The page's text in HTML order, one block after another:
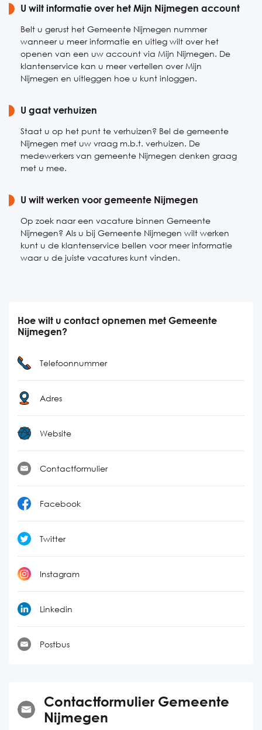
U wilt informatie over het Mijn Nijmegen account
Belt u gerust het Gemeente Nijmegen nummer
wanneer u meer informatie en uitleg wilt over het
openen van een uw account via Mijn Nijmegen. De
klantenservice kan u meer vertellen over Mijn
Nijmegen en uitleggen hoe u kunt inloggen.
U gaat verhuizen
Staat u op het punt te verhuizen? Bel de gemeente
Nijmegen met uw vraag m.b.t. verhuizen. De
medewerkers van gemeente Nijmegen denken graag
met u mee.
U wilt werken voor gemeente Nijmegen
Op zoek naar een vacature binnen Gemeente
Nijmegen? Als u bij Gemeente Nijmegen wilt werken
kunt u de klantenservice bellen voor meer informatie
waar u de juiste vacatures kunt vinden.
Hoe wilt u contact opnemen met Gemeente
Nijmegen?
Telefoonnummer
Adres
Website
Contactformulier
Facebook
Twitter
Instagram
Linkedin
Postbus
Contactformulier Gemeente
Nijmegen